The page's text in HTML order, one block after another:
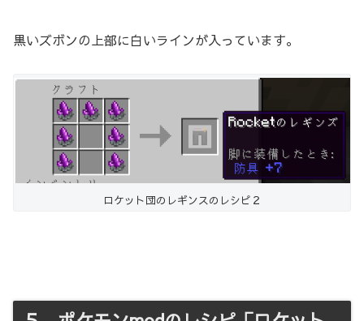
黒いズボンの上部に白いラインが入っています。
ロケット団のレギンスのレシピ２